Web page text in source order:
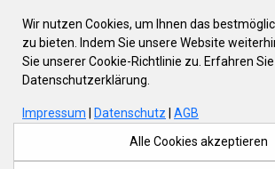
© 2026 Engrave. Alle Rechte vorbehalten. Text,
sowie deren Komposition unterliegen dem
ohne schriftliche Zustimmung von Engrave nicht
Zwecke oder Weitergabe kopiert, verändert oder
Wir nutzen Cookies, um Ihnen das
zu bieten. Indem Sie unsere Website
Sie unserer Cookie-Richtlinie zu. Erfahren
Datenschutzerklärung.
Impressum Datenschutz
AGB
Alle Cookies akzeptieren